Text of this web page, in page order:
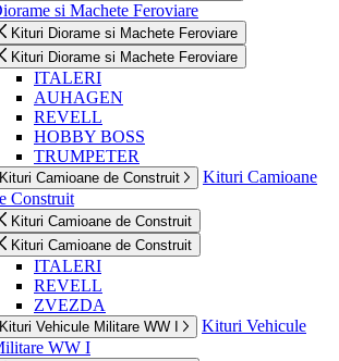
si Machete Feroviare
Kituri Diorame si Machete Feroviare
Kituri Diorame si Machete Feroviare
ITALERI
AUHAGEN
REVELL
HOBBY BOSS
TRUMPETER
Kituri Camioane de Construit
Kituri Camioane
Construit
Kituri Camioane de Construit
Kituri Camioane de Construit
ITALERI
REVELL
ZVEZDA
Kituri Vehicule Militare WW I
Kituri Vehicule
WW I